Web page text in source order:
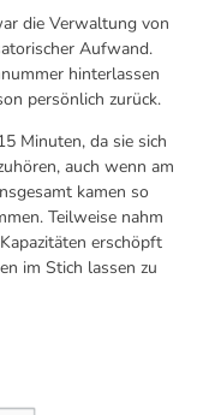
die Verwaltung von
Aufwand.
hinterlassen
persönlich zurück.
Minuten, da sie sich
auch wenn am
kamen so
Teilweise nahm
erschöpft
im Stich lassen zu